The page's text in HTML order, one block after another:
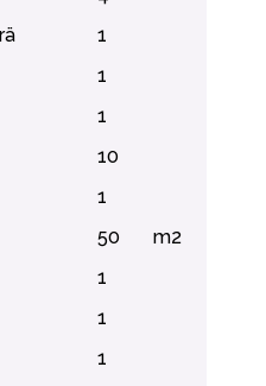
1
1
1
10
1
50
m2
1
1
1